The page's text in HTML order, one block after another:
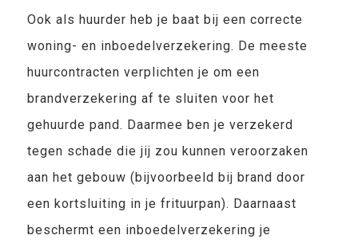
Ook als huurder heb je baat bij een correcte
woning- en inboedelverzekering. De meeste
huurcontracten verplichten je om een
brandverzekering af te sluiten voor het
gehuurde pand. Daarmee ben je verzekerd
tegen schade die jij zou kunnen veroorzaken
aan het gebouw (bijvoorbeeld bij brand door
een kortsluiting in je frituurpan). Daarnaast
beschermt een inboedelverzekering je